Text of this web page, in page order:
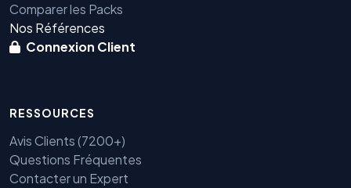
Comparer les Packs
Nos Références
Connexion Client
RESSOURCES
Avis Clients (7200+)
Questions Fréquentes
Contacter un Expert